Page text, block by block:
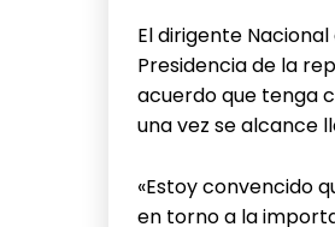
El dirigente
Presidencia de la
acuerdo que tenga
una vez se alcance
«Estoy convencido
en torno a la